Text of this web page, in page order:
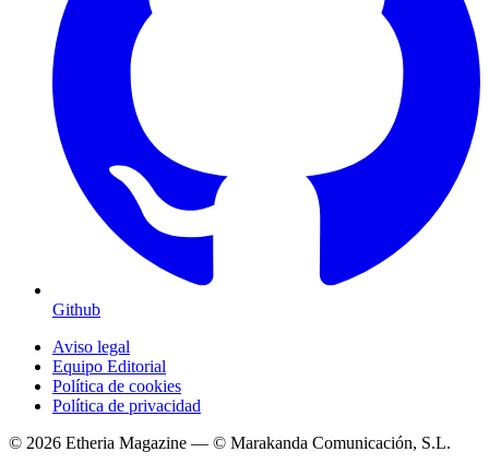
Github
Aviso legal
Equipo Editorial
Política de cookies
Política de privacidad
© 2026 Etheria Magazine — © Marakanda Comunicación, S.L.